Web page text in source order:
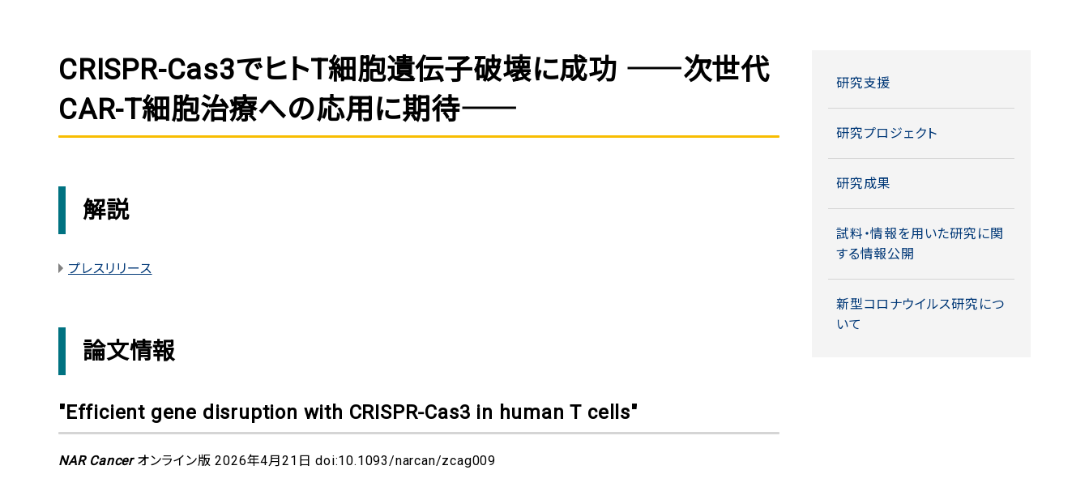
CRISPR-Cas3でヒトT細胞遺伝子破壊に成功 ――次世代
CAR-T細胞治療への応用に期待――
解説
プレスリリース
論文情報
"Efficient gene disruption with CRISPR‑Cas3 in human T cells"
NAR Cancerオンライン版 2026年4月21日 doi:10.1093/narcan/zcag009
研究支援
研究プロジェクト
研究成果
試料・情報を用いた研究に関
する情報公開
新型コロナウイルス研究につ
いて